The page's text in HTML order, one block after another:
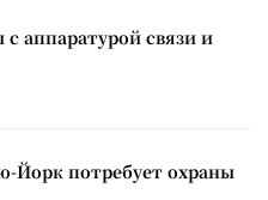
аппаратурой связи и
Йорк потребует охраны